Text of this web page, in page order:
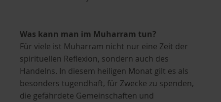
Was kann man im Muharram tun?
Für viele ist Muharram nicht nur eine Zeit der
spirituellen Reflexion, sondern auch des
Handelns. In diesem heiligen Monat gilt es als
besonders tugendhaft, für Zwecke zu spenden,
die gefährdete Gemeinschaften und